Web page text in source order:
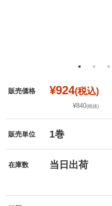
販売価格 ¥924(税込)
¥840(税抜)
販売単位 1巻
在庫数 当日出荷